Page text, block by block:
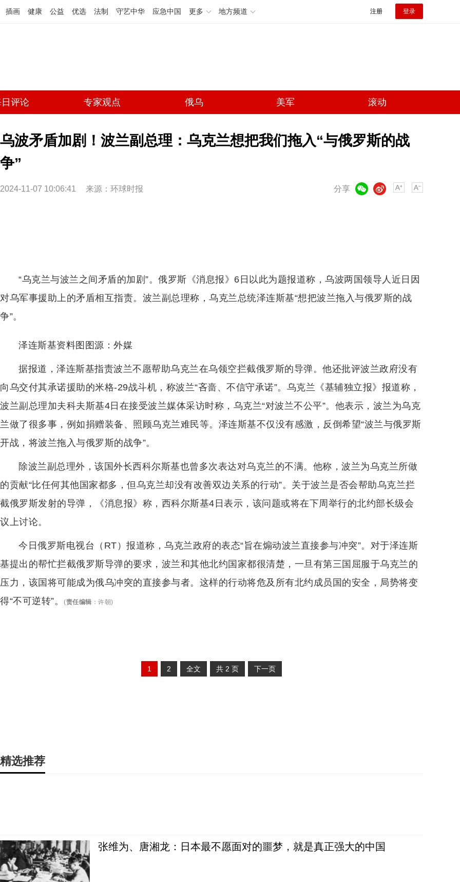
插画 健康 公益 优选 法制 守艺中华 应急中国 更多 地方频道 注册 登录
评论 专家观点 俄乌 美军 滚动
乌波矛盾加剧！波兰副总理：乌克兰想把我们拖入“与俄罗斯的战
争”
2024-11-07 10:06:41 来源：环球时报 分享
微博
“乌克兰与波兰之间矛盾的加剧”。俄罗斯《消息报》6日以此为题报道称，乌波两国领导人近日因
对乌军事援助上的矛盾相互指责。波兰副总理称，乌克兰总统泽连斯基“想把波兰拖入与俄罗斯的战
争”。
泽连斯基资料图图源：外媒
据报道，泽连斯基指责波兰不愿帮助乌克兰在乌领空拦截俄罗斯的导弹。他还批评波兰政府没有
向乌交付其承诺援助的米格-29战斗机，称波兰“吝啬、不信守承诺”。乌克兰《基辅独立报》报道称，
波兰副总理加夫科夫斯基4日在接受波兰媒体采访时称，乌克兰“对波兰不公平”。他表示，波兰为乌克
兰做了很多事，例如捐赠装备、照顾乌克兰难民等。泽连斯基不仅没有感激，反倒希望“波兰与俄罗斯
开战，将波兰拖入与俄罗斯的战争”。
除波兰副总理外，该国外长西科尔斯基也曾多次表达对乌克兰的不满。他称，波兰为乌克兰所做
的贡献“比任何其他国家都多，但乌克兰却没有改善双边关系的行动”。关于波兰是否会帮助乌克兰拦
截俄罗斯发射的导弹，《消息报》称，西科尔斯基4日表示，该问题或将在下周举行的北约部长级会
议上讨论。
今日俄罗斯电视台（RT）报道称，乌克兰政府的表态“旨在煽动波兰直接参与冲突”。对于泽连斯
基提出的帮忙拦截俄罗斯导弹的要求，波兰和其他北约国家都很清楚，一旦有第三国屈服于乌克兰的
压力，该国将可能成为俄乌冲突的直接参与者。这样的行动将危及所有北约成员国的安全，局势将变
得“不可逆转”。
(责任编辑 ： 许朝)
1 2 全文 共 2 页 下一页
精选推荐
张维为、唐湘龙：日本最不愿面对的噩梦，就是真正强大的中国